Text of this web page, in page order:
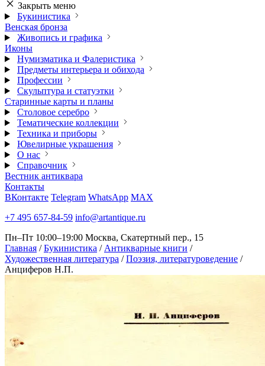
Закрыть меню
Букинистика
Венская бронза
Живопись и графика
Иконы
Нумизматика и Фалеристика
Предметы интерьера и обихода
Профессии
Скульптура и статуэтки
Старинные карты и планы
Столовое серебро
Тематические коллекции
Техника и приборы
Ювелирные украшения
О нас
Справочник
Вестник антиквара
Контакты
ВКонтакте Telegram WhatsApp MAX
+7 495 657-84-59 info@artantique.ru
Пн–Пт 10:00–19:00 Москва, Скатертный пер., 15
Главная / Букинистика / Антикварные книги /
Художественная литература / Поэзия, литературоведение /
Анциферов Н.П.